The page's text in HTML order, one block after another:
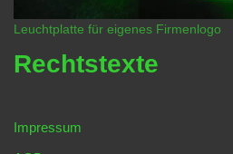
Leuchtplatte für eigenes Firmenlogo
Rechtstexte
Impressum